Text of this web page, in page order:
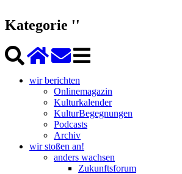
Kategorie ''
wir berichten
Onlinemagazin
Kulturkalender
KulturBegegnungen
Podcasts
Archiv
wir stoßen an!
anders wachsen
Zukunftsforum